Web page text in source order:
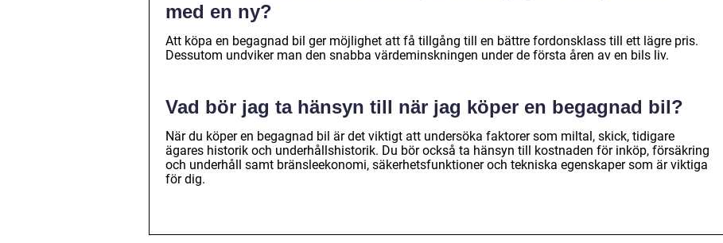
med en ny?
Att köpa en begagnad bil ger möjlighet att få tillgång till en bättre fordonsklass till ett lägre pris.
Dessutom undviker man den snabba värdeminskningen under de första åren av en bils liv.
Vad bör jag ta hänsyn till när jag köper en begagnad bil?
När du köper en begagnad bil är det viktigt att undersöka faktorer som miltal, skick, tidigare
ägares historik och underhållshistorik. Du bör också ta hänsyn till kostnaden för inköp, försäkring
och underhåll samt bränsleekonomi, säkerhetsfunktioner och tekniska egenskaper som är viktiga
för dig.